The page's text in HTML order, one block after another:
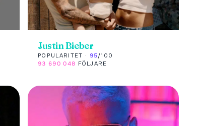
Justin Bieber
POPULARITET · 95/100
93 690 048 FÖLJARE